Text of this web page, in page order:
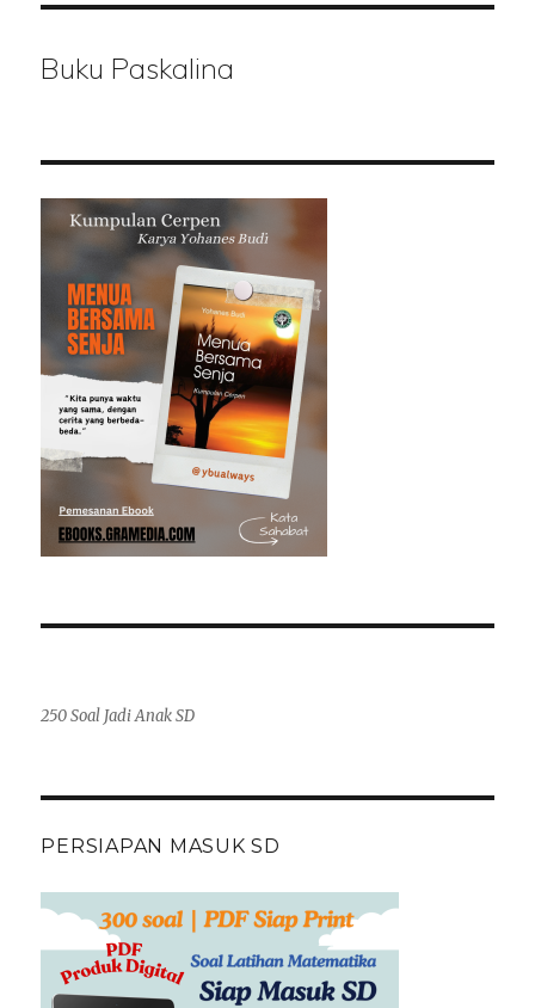
Buku Paskalina
250 Soal Jadi Anak SD
PERSIAPAN MASUK SD